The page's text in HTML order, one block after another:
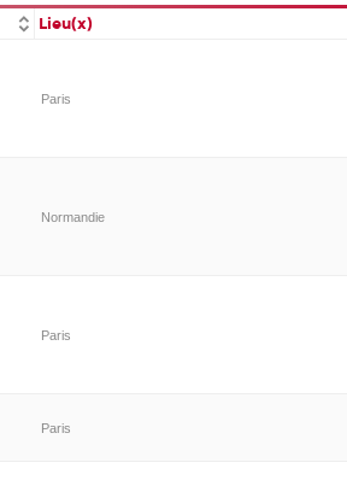
Lieu(x)
Paris
Normandie
Paris
Paris